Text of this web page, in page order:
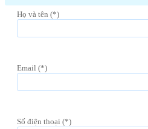
Họ và tên (*)
Email (*)
Số điện thoại (*)